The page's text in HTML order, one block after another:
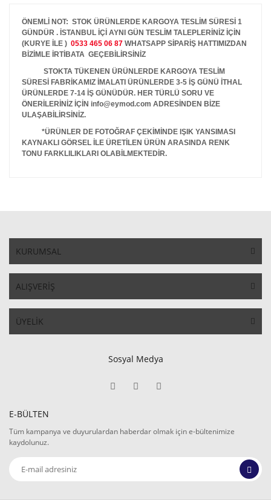
ÖNEMLİ NOT: STOK ÜRÜNLERDE KARGOYA TESLİM SÜRESİ 1
GÜNDÜR . İSTANBUL İÇİ AYNI GÜN TESLİM TALEPLERİNİZ İÇİN
(KURYE İLE ) 0533 465 06 87 WHATSAPP SİPARİŞ HATTIMIZDAN
BİZİMLE İRTİBATA GEÇEBİLİRSİNİZ
STOKTA TÜKENEN ÜRÜNLERDE KARGOYA TESLİM
SÜRESİ FABRİKAMIZ İMALATI ÜRÜNLERDE 3-5 İŞ GÜNÜ İTHAL
ÜRÜNLERDE 7-14 İŞ GÜNÜDÜR. HER TÜRLÜ SORU VE
ÖNERİLERİNİZ İÇİN info@eymod.com ADRESİNDEN BİZE
ULAŞABİLİRSİNİZ.
*ÜRÜNLER DE FOTOĞRAF ÇEKİMİNDE IŞIK YANSIMASI
KAYNAKLI GÖRSEL İLE ÜRETİLEN ÜRÜN ARASINDA RENK
TONU FARKLILIKLARI OLABİLMEKTEDİR.
KURUMSAL
ALIŞVERİŞ
ÜYELİK
Sosyal Medya
E-BÜLTEN
Tüm kampanya ve duyurulardan haberdar olmak için e-bültenimize
kaydolunuz.